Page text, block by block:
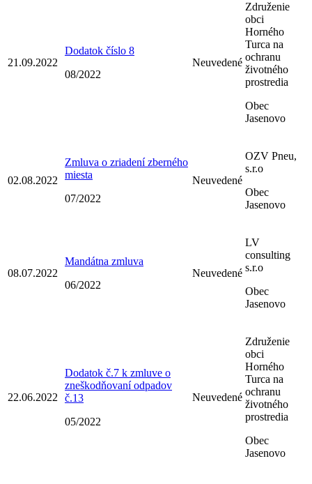
21.09.2022
Dodatok číslo 8
08/2022
Neuvedené
Združenie
obci
Horného
Turca na
ochranu
životného
prostredia
Obec
Jasenovo
02.08.2022
Zmluva o zriadení zberného
miesta
07/2022
Neuvedené
OZV Pneu,
s.r.o
Obec
Jasenovo
08.07.2022
Mandátna zmluva
06/2022
Neuvedené
LV
consulting
s.r.o
Obec
Jasenovo
22.06.2022
Dodatok č.7 k zmluve o
zneškodňovaní odpadov
č.13
05/2022
Neuvedené
Združenie
obci
Horného
Turca na
ochranu
životného
prostredia
Obec
Jasenovo